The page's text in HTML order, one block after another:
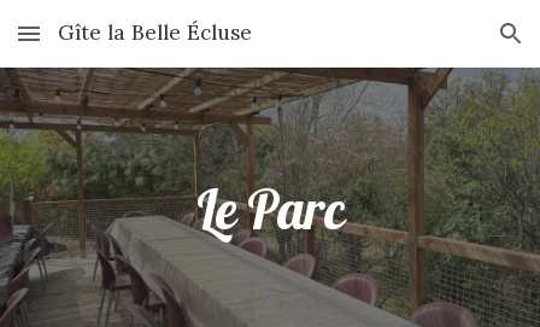
Skip to main content Skip to navigation
Gîte la Belle Écluse
Le Parc